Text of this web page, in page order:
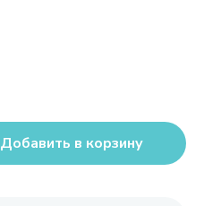
Добавить в корзину